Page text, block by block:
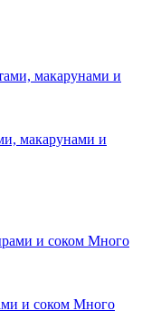
макарунами и
и соком Много